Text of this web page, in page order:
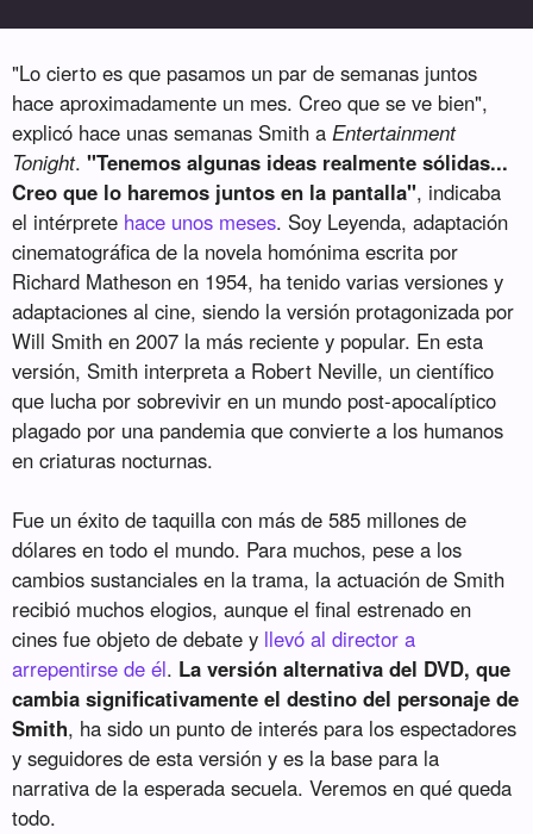
"Lo cierto es que pasamos un par de semanas juntos
hace aproximadamente un mes. Creo que se ve bien",
explicó hace unas semanas Smith aEntertainment
Tonight."Tenemos algunas ideas realmente sólidas...
Creo que lo haremos juntos en la pantalla", indicaba
el intérprete hace unos meses. Soy Leyenda, adaptación
cinematográfica de la novela homónima escrita por
Richard Matheson en 1954, ha tenido varias versiones y
adaptaciones al cine, siendo la versión protagonizada por
Will Smith en 2007 la más reciente y popular. En esta
versión, Smith interpreta a Robert Neville, un científico
que lucha por sobrevivir en un mundo post-apocalíptico
plagado por una pandemia que convierte a los humanos
en criaturas nocturnas.
Fue un éxito de taquilla con más de 585 millones de
dólares en todo el mundo. Para muchos, pese a los
cambios sustanciales en la trama, la actuación de Smith
recibió muchos elogios, aunque el final estrenado en
cines fue objeto de debate y llevó al director a
arrepentirse de él. La versión alternativa del DVD, que
cambia significativamente el destino del personaje de
Smith, ha sido un punto de interés para los espectadores
y seguidores de esta versión y es la base para la
narrativa de la esperada secuela. Veremos en qué queda
todo.